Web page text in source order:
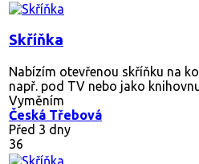
Skříňka
Nabízím otevřenou skříňku na
např. pod TV nebo jako
Vyměním
Česká Třebová
Před 3 dny
36